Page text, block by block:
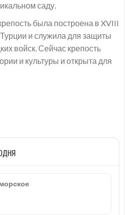
саду.
была построена в XVIII
и служила для защиты
войск. Сейчас крепость
и культуры и открыта для